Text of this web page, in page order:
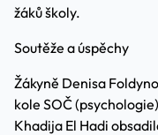
žáků školy.
Soutěže a úspěchy
Žákyně Denisa
kole SOČ
Khadija El Hadi